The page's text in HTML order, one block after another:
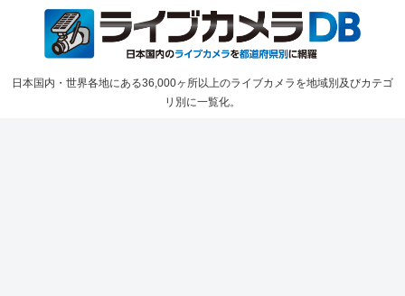
日本国内・世界各地にある36,000ヶ所以上のライブカメラを地域別及びカテゴ
リ別に一覧化。